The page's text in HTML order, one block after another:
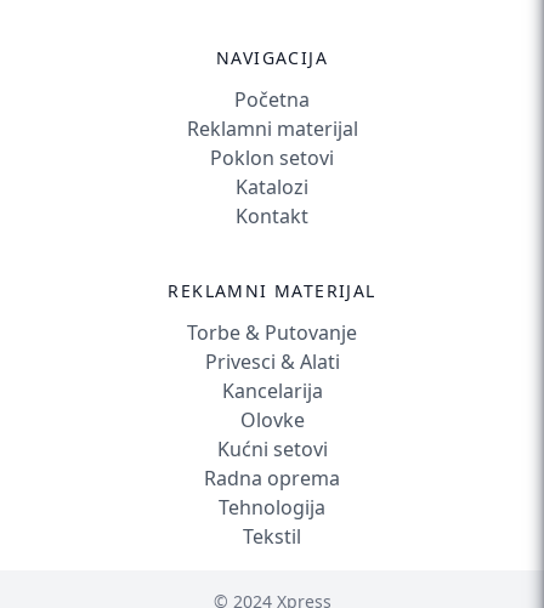
NAVIGACIJA
Početna
Reklamni materijal
Poklon setovi
Katalozi
Kontakt
REKLAMNI MATERIJAL
Torbe & Putovanje
Privesci & Alati
Kancelarija
Olovke
Kućni setovi
Radna oprema
Tehnologija
Tekstil
© 2024 Xpress